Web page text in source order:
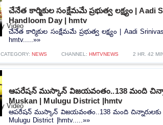
చేనేత కార్మికుల సంక్షేమమే ప్రభుత్వ లక్ష్యం | Aadi
Handloom Day | hmtv
చేనేత కార్మికుల సంక్షేమమే ప్రభుత్వ లక్ష్యం | Aadi
hmtv.....»»
CATEGORY: NEWS CHANNEL: HMTVNEWS 2 HR. 42
ఆపరేషన్ ముస్కాన్ విజయవంతం..138 మంది
Muskan | Mulugu District |hmtv
ఆపరేషన్ ముస్కాన్ విజయవంతం..138 మంది చిన్నారులకు
Mulugu District |hmtv.....»»